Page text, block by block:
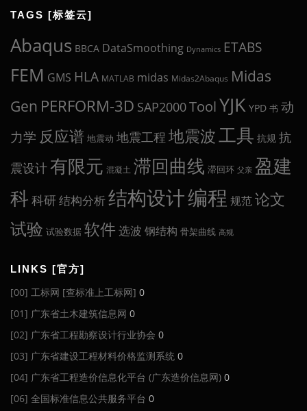
TAGS [标签云]
Abaqus BBCA DataSmoothing Dynamics ETABS
FEM GMS HLA MATLAB midas Midas2Abaqus Midas
Gen PERFORM-3D SAP2000ToolYJK YPD 书 动
力学 反应谱 地震动 地震工程 地震波工具 抗规 抗
震设计有限元 混凝土 滞回曲线 滞回环 父亲 盈建
科 科研 结构分析结构设计编程 规范论文
试验 试验数据 软件 选波 钢结构 骨架曲线 高规
LINKS [官方]
[00] 工标网 [查标准上工标网] 0
[01] 广东省土木建筑信息网 0
[02] 广东省工程勘察设计行业协会 0
[03] 广东省建设工程材料价格监测系统 0
[04] 广东省工程造价信息化平台 (广东造价信息网) 0
[06] 全国标准信息公共服务平台 0